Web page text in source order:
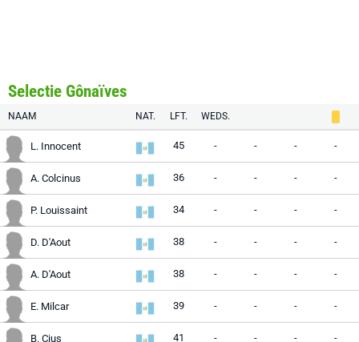
Selectie Gônaïves
NAAM NAT. LFT. WEDS.
L. Innocent 45 - - - -
A. Colcinus 36 - - - -
P. Louissaint 34 - - - -
D. D'Aout 38 - - - -
A. D'Aout 38 - - - -
E. Milcar 39 - - - -
B. Cius 41 - - - -